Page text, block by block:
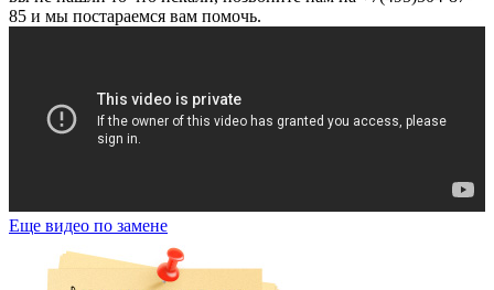
85 и мы постараемся вам помочь.
Еще видео по замене